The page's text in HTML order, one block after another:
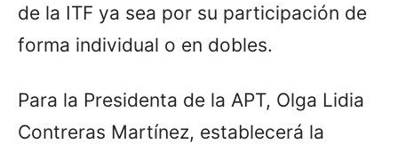
de la ITF ya sea por su participación de
forma individual o en dobles.
Para la Presidenta de la APT, Olga Lidia
Contreras Martínez, establecerá la